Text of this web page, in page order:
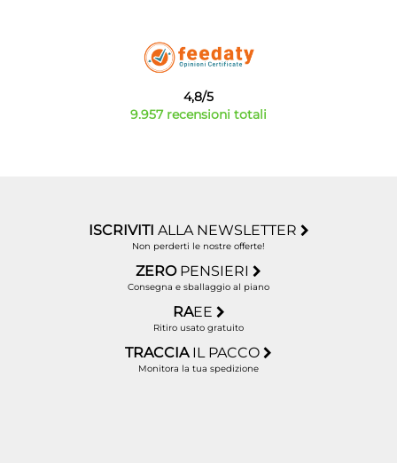
4,8/5
9.957 recensioni totali
ISCRIVITI ALLA NEWSLETTER
Non perderti le nostre offerte!
ZERO PENSIERI
Consegna e sballaggio al piano
RAEE
Ritiro usato gratuito
TRACCIA IL PACCO
Monitora la tua spedizione